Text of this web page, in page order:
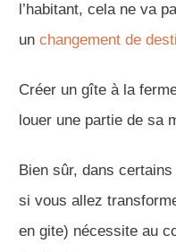
l’habitant, cela ne va
un changement de
Créer un gîte à la
louer une partie de sa
Bien sûr, dans
si vous allez
en gite) nécessite au